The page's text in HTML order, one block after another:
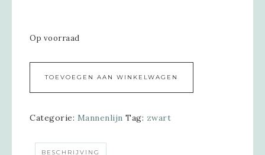
Op voorraad
TOEVOEGEN AAN WINKELWAGEN
Categorie: Mannenlijn Tag: zwart
BESCHRIJVING